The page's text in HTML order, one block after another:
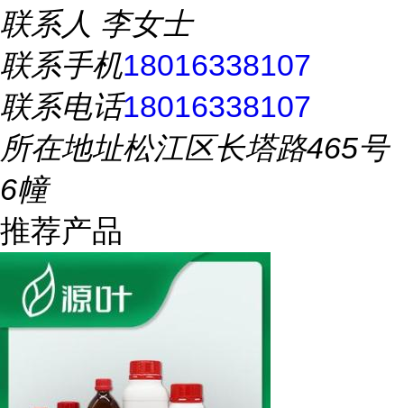
联系人 李女士
联系手机18016338107
联系电话18016338107
所在地址松江区长塔路465号
6幢
推荐产品